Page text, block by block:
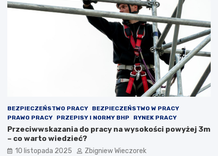
BEZPIECZEŃSTWO PRACY
BEZPIECZEŃSTWO W PRACY
PRAWO PRACY
PRZEPISY I NORMY BHP RYNEK PRACY
Przeciwwskazania do pracy na wysokości powyżej 3m
– co warto wiedzieć?
10 listopada 2025 Zbigniew Wieczorek